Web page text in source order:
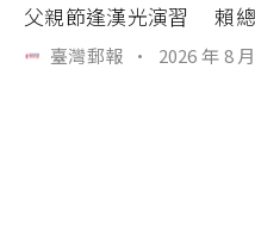
父親節逢漢光演習 賴
臺灣郵報 · 2026 年 8